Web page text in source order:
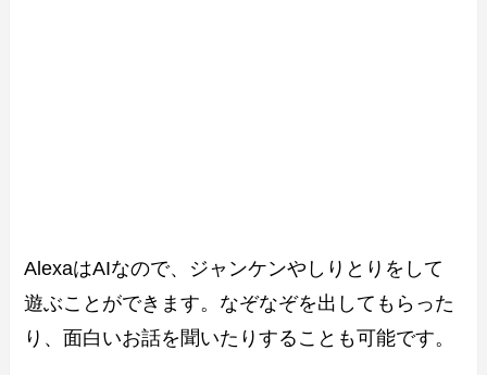
AlexaはAIなので、ジャンケンやしりとりをして
遊ぶことができます。なぞなぞを出してもらった
り、面白いお話を聞いたりすることも可能です。